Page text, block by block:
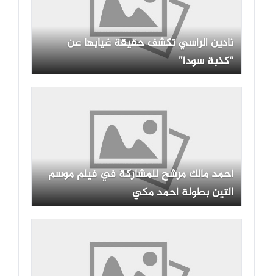
نادين الراسي تكشف حقيقة غيابها عن
“كذبة سودا”
أحمد مالك مرشح للمشاركة في فيلم موسم
التين بطولة أحمد مكي